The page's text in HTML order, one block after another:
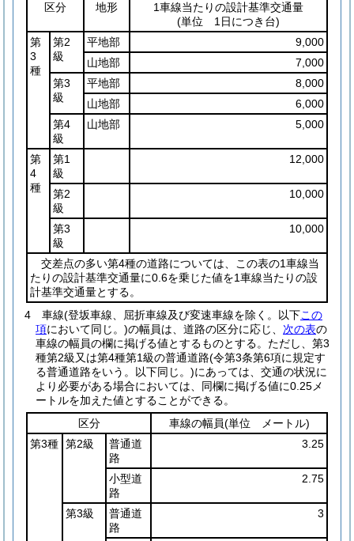
区分
地形
1車線当たりの設計基準交通量
(単位 1日につき台)
第
3
種
第2
級
平地部
9,000
山地部
7,000
第3
級
平地部
8,000
山地部
6,000
第4
級
山地部 5,000
第
4
種
第1
級
12,000
第2
級
10,000
第3
級
10,000
交差点の多い第4種の道路については、この表の1車線当
たりの設計基準交通量に0.6を乗じた値を1車線当たりの設
計基準交通量とする。
4
車線(登坂車線、屈折車線及び変速車線を除く。以下この
項において同じ。)の幅員は、道路の区分に応じ、 次の表の
車線の幅員の欄に掲げる値とするものとする。 ただし、第3
種第2級又は第4種第1級の普通道路(令第3条第6項に規定す
る普通道路をいう。以下同じ。)にあっては、交通の状況に
より必要がある場合においては、同欄に掲げる値に0.25メ
ートルを加えた値とすることができる。
区分
車線の幅員(単位 メートル)
第3種 第2級
普通道
路
3.25
小型道
路
2.75
第3級
普通道
路
3